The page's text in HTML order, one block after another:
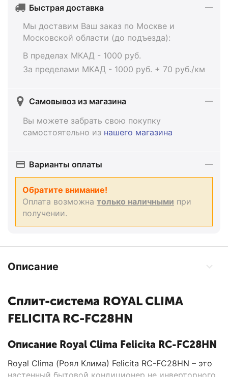
Быстрая доставка
Мы доставим Ваш заказ по Москве и
Московской области (до подъезда):
В пределах МКАД - 1000 руб.
За пределами МКАД - 1000 руб. + 70 руб./км
Самовывоз из магазина
Вы можете забрать свою покупку
самостоятельно из нашего магазина
Варианты оплаты
Обратите внимание!
Оплата возможна только наличными при
получении.
Описание
Сплит-система ROYAL CLIMA
FELICITA RC-FC28HN
Описание Royal Clima Felicita RC-FC28HN
Royal Clima (Роял Клима) Felicita RC-FC28HN – это
настенный бытовой кондиционер не инверторного